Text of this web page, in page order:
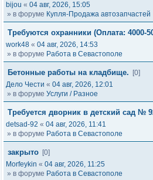
bijou « 04 авг, 2026, 15:05
» в форуме Купля-Продажа автозапчастей
Требуются охранники (Оплата: 4000-
work48 « 04 авг, 2026, 14:53
» в форуме Работа в Севастополе
Бетонные работы на кладбище.
[0]
Дело Чести « 04 авг, 2026, 12:01
» в форуме Услуги / Разное
Требуется дворник в детский сад №
detsad-92 « 04 авг, 2026, 11:41
» в форуме Работа в Севастополе
закрыто [0]
Morfeykin « 04 авг, 2026, 11:25
» в форуме Работа в Севастополе